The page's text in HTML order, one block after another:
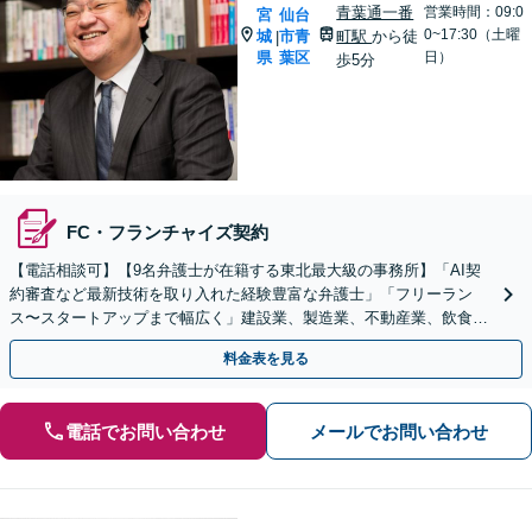
宮
城
県
|
仙台
市青
葉区
青葉通一番
町駅から徒
歩5分
営業時間：09:0
0~17:30（土曜
日）
FC・フランチャイズ契約
【電話相談可】【9名弁護士が在籍する東北最大級の事務所】「AI契
約審査など最新技術を取り入れた経験豊富な弁護士」「フリーラン
ス〜スタートアップまで幅広く」建設業、製造業、不動産業、飲食
業、IT業、運送業、介護・福祉など
料金表を見る
電話でお問い合わせ メールでお問い合わせ